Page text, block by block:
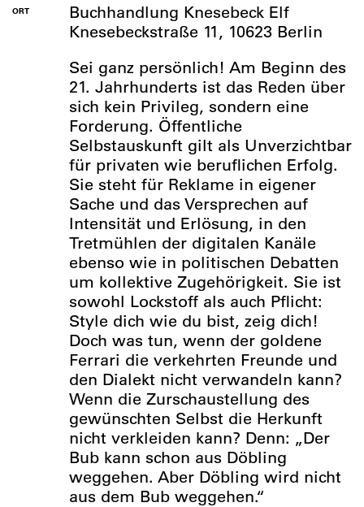
ORT
Buchhandlung Knesebeck Elf
Knesebeckstraße 11, 10623 Berlin
Sei ganz persönlich! Am Beginn des
21. Jahrhunderts ist das Reden über
sich kein Privileg, sondern eine
Forderung. Öffentliche
Selbstauskunft gilt als Unverzichtbar
für privaten wie beruflichen Erfolg.
Sie steht für Reklame in eigener
Sache und das Versprechen auf
Intensität und Erlösung, in den
Tretmühlen der digitalen Kanäle
ebenso wie in politischen Debatten
um kollektive Zugehörigkeit. Sie ist
sowohl Lockstoff als auch Pflicht:
Style dich wie du bist, zeig dich!
Doch was tun, wenn der goldene
Ferrari die verkehrten Freunde und
den Dialekt nicht verwandeln kann?
Wenn die Zurschaustellung des
gewünschten Selbst die Herkunft
nicht verkleiden kann? Denn: „Der
Bub kann schon aus Döbling
weggehen. Aber Döbling wird nicht
aus dem Bub weggehen.“